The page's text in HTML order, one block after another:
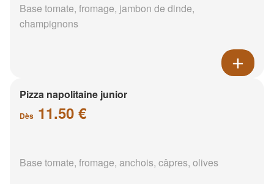
Base tomate, fromage, jambon de dinde,
champignons
Pizza napolitaine junior
Dès 11.50 €
Base tomate, fromage, anchois, câpres, olives